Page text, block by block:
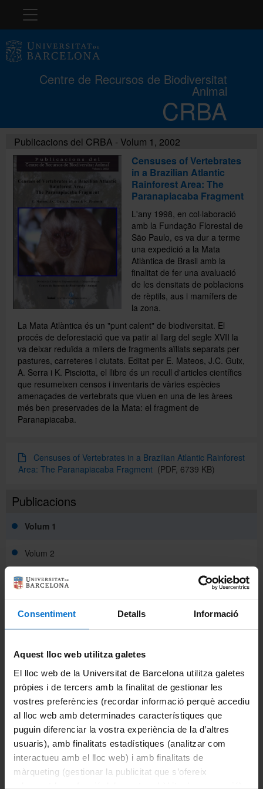
Consentiment Detalls Informació
Aquest lloc web utilitza galetes
El lloc web de la Universitat de Barcelona utilitza galetes
pròpies i de tercers amb la finalitat de gestionar les
vostres preferències (recordar informació perquè accediu
al lloc web amb determinades característiques que
puguin diferenciar la vostra experiència de la d’altres
usuaris), amb finalitats estadístiques (analitzar com
interactueu amb el lloc web) i amb finalitats de
màrqueting (gestionar la publicitat que s’ofereix
adequant-la en funció dels vostres hàbits de navegació).
Navegació
Centre de Recursos de Biodiversitat
Animal
CRBA
Cursos
Concurs
Exposicions
Publicacions
Español
Publicacions
Volum 1
Volum 2
Volum 3
Volum 6
Volum 7
Volum 8
Volum 9
Volum 10
Publicacions del CRBA - Volum 1, 2002
Censuses of Vertebrates
in a Brazilian Atlantic
Rainforest Area: The
Paranapiacaba Fragment
L'any 1998, en col·laboració
amb la Fundação Florestal de
São Paulo, es va dur a terme
una expedició a la Mata
Atlàntica de Brasil amb la
finalitat de fer una avaluació
de les densitats de poblacions
de rèptils, aus i mamífers de
la zona.
La Mata Atlàntica és un "punt calent" de biodiversitat. El
procés de deforestació que va patir al llarg del segle XVII la
va deixar reduïda a milers de fragments aïllats separats per
pastures, carreteres i ciutats. Editat per E. Mateos, J.C. Guix,
A. Serra i K. Pisciotta, el llibre és un recull d'articles científics
que resumeixen censos i inventaris de vàries espècies
amenaçades de vertebrats que viuen en una de les àrees
més ben preservades de la Mata: el fragment de
Paranapiacaba.
Censuses of Vertebrates in a Brazilian Atlantic Rainforest
Area: The Paranapiacaba Fragment (PDF, 6739 KB)